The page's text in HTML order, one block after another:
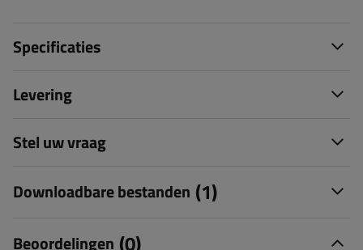
Specificaties
Levering
Stel uw vraag
Downloadbare bestanden (1)
Beoordelingen (0)